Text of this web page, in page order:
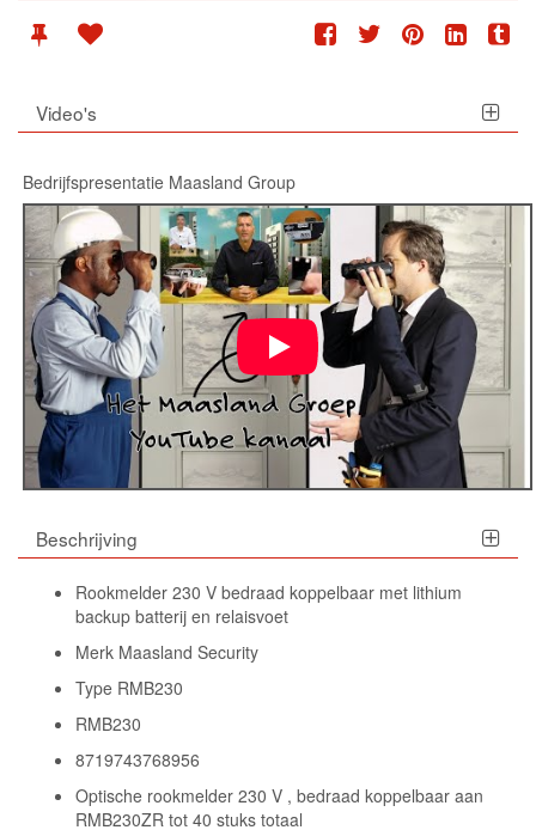
Video's
Bedrijfspresentatie Maasland Group
Beschrijving
Rookmelder 230 V bedraad koppelbaar met lithium
backup batterij en relaisvoet
Merk Maasland Security
Type RMB230
RMB230
8719743768956
Optische rookmelder 230 V , bedraad koppelbaar aan
RMB230ZR tot 40 stuks totaal